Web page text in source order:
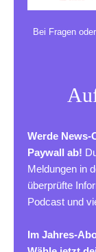
Bei Fragen
Werde News-
Paywall ab!
Meldungen in
überprüfte
Podcast und
Im Jahres-